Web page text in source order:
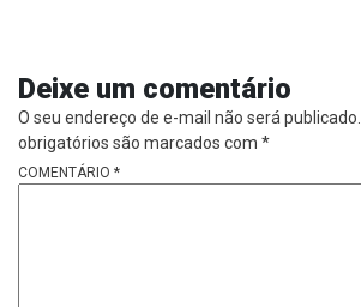
Deixe um comentário
O seu endereço de e-mail não será publicado.
obrigatórios são marcados com *
COMENTÁRIO *